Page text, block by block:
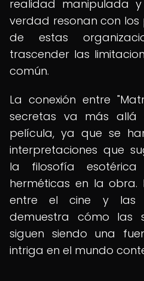
realidad manipulada
verdad resonan con los
de estas
trascender las
común.
La conexión entre
secretas va más
película, ya que se
interpretaciones que
la filosofía
herméticas en la obra.
entre el cine y las
demuestra cómo las
siguen siendo una
intriga en el mundo